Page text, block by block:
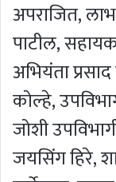
अपराजित,
पाटील,
अभियंता
कोल्हे,
जोशी
जयसिंग हिरे,